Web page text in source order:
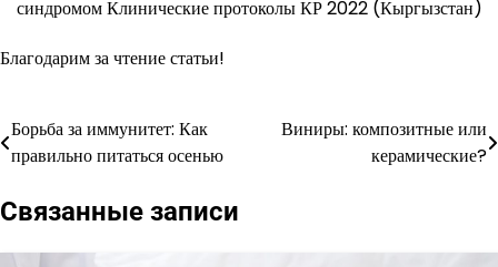
синдромом Клинические протоколы КР 2022 (Кыргызстан)
Благодарим за чтение статьи!
Навигация
по
записям
Борьба за иммунитет: Как
правильно питаться осенью
Виниры: композитные или
керамические?
Связанные записи